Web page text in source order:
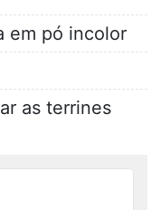
em pó incolor
as terrines